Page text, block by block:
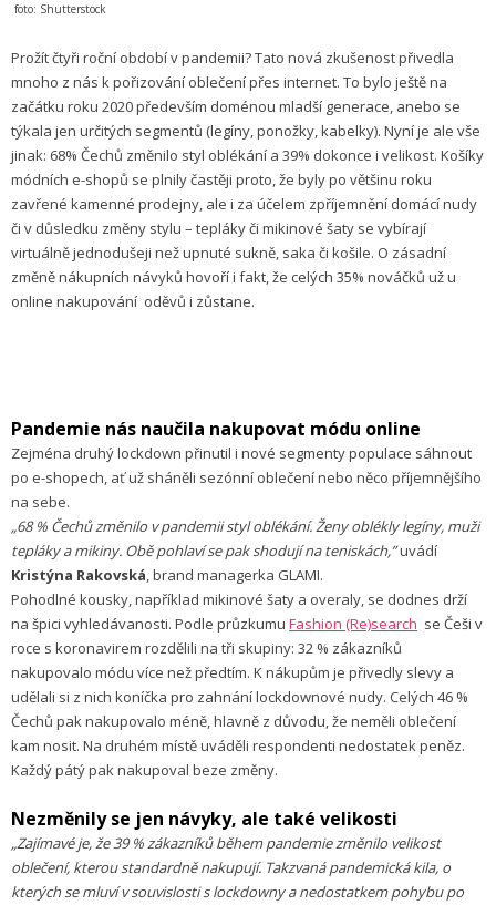
foto: Shutterstock
Prožít čtyři roční období v pandemii? Tato nová zkušenost přivedla
mnoho z nás k pořizování oblečení přes internet. To bylo ještě na
začátku roku 2020 především doménou mladší generace, anebo se
týkala jen určitých segmentů (legíny, ponožky, kabelky). Nyní je ale vše
jinak: 68% Čechů změnilo styl oblékání a 39% dokonce i velikost. Košíky
módních e-shopů se plnily častěji proto, že byly po většinu roku
zavřené kamenné prodejny, ale i za účelem zpříjemnění domácí nudy
či v důsledku změny stylu – tepláky či mikinové šaty se vybírají
virtuálně jednodušeji než upnuté sukně, saka či košile. O zásadní
změně nákupních návyků hovoří i fakt, že celých 35% nováčků už u
online nakupování oděvů i zůstane.
Pandemie nás naučila nakupovat módu online
Zejména druhý lockdown přinutil i nové segmenty populace sáhnout
po e-shopech, ať už sháněli sezónní oblečení nebo něco příjemnějšího
na sebe.
„68 % Čechů změnilo v pandemii styl oblékání. Ženy oblékly legíny, muži
tepláky a mikiny. Obě pohlaví se pak shodují na teniskách,”uvádí
Kristýna Rakovská, brand managerka GLAMI.
Pohodlné kousky, například mikinové šaty a overaly, se dodnes drží
na špici vyhledávanosti. Podle průzkumu Fashion (Re)search se Češi v
roce s koronavirem rozdělili na tři skupiny: 32 % zákazníků
nakupovalo módu více než předtím. K nákupům je přivedly slevy a
udělali si z nich koníčka pro zahnání lockdownové nudy. Celých 46 %
Čechů pak nakupovalo méně, hlavně z důvodu, že neměli oblečení
kam nosit. Na druhém místě uváděli respondenti nedostatek peněz.
Každý pátý pak nakupoval beze změny.
Nezměnily se jen návyky, ale také velikosti
„Zajímavé je, že 39 % zákazníků během pandemie změnilo velikost
oblečení, kterou standardně nakupují. Takzvaná pandemická kila, o
kterých se mluví v souvislosti s lockdowny a nedostatkem pohybu po